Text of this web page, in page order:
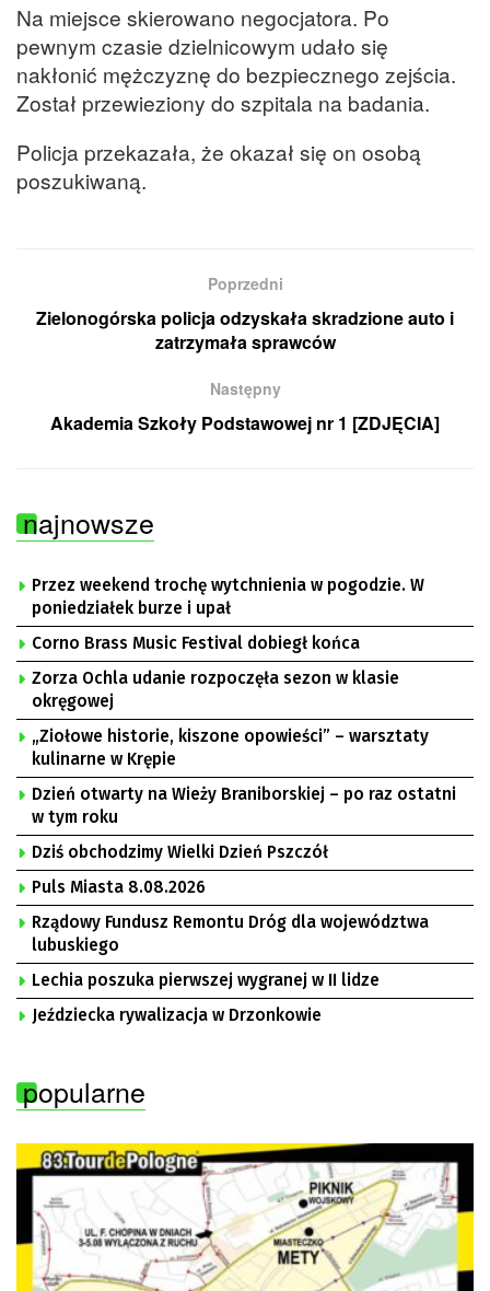
Na miejsce skierowano negocjatora. Po
pewnym czasie dzielnicowym udało się
nakłonić mężczyznę do bezpiecznego zejścia.
Został przewieziony do szpitala na badania.
Policja przekazała, że okazał się on osobą
poszukiwaną.
Poprzedni
Zielonogórska policja odzyskała skradzione auto i
zatrzymała sprawców
Następny
Akademia Szkoły Podstawowej nr 1 [ZDJĘCIA]
najnowsze
Przez weekend trochę wytchnienia w pogodzie. W
poniedziałek burze i upał
Corno Brass Music Festival dobiegł końca
Zorza Ochla udanie rozpoczęła sezon w klasie
okręgowej
„Ziołowe historie, kiszone opowieści” – warsztaty
kulinarne w Krępie
Dzień otwarty na Wieży Braniborskiej – po raz ostatni
w tym roku
Dziś obchodzimy Wielki Dzień Pszczół
Puls Miasta 8.08.2026
Rządowy Fundusz Remontu Dróg dla województwa
lubuskiego
Lechia poszuka pierwszej wygranej w II lidze
Jeździecka rywalizacja w Drzonkowie
popularne